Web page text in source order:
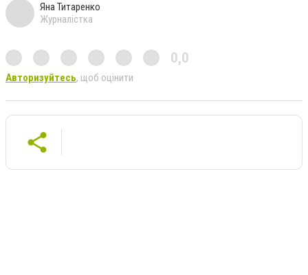
Яна Титаренко
Журналістка
0,0
Авторизуйтесь, щоб оцінити